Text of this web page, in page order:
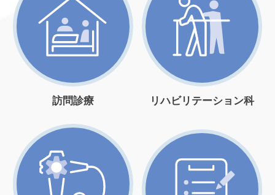
訪問診療 リハビリテーション科